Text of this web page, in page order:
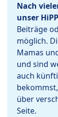
Nach
unser
Beiträge
möglich.
Mamas
und sind
auch
über
Seite.